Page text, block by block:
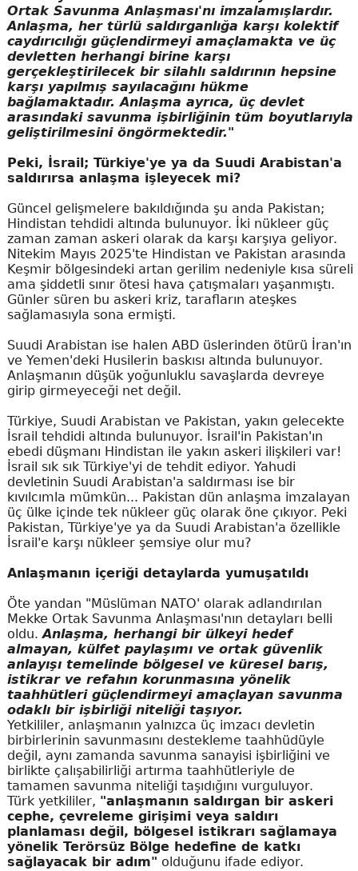
Ortak Savunma Anlaşması'nı imzalamışlardır.
Anlaşma, her türlü saldırganlığa karşı kolektif
caydırıcılığı güçlendirmeyi amaçlamakta ve üç
devletten herhangi birine karşı
gerçekleştirilecek bir silahlı saldırının hepsine
karşı yapılmış sayılacağını hükme
bağlamaktadır. Anlaşma ayrıca, üç devlet
arasındaki savunma işbirliğinin tüm boyutlarıyla
geliştirilmesini öngörmektedir."
Peki, İsrail; Türkiye'ye ya da Suudi Arabistan'a
saldırırsa anlaşma işleyecek mi?
Güncel gelişmelere bakıldığında şu anda Pakistan;
Hindistan tehdidi altında bulunuyor. İki nükleer güç
zaman zaman askeri olarak da karşı karşıya geliyor.
Nitekim Mayıs 2025'te Hindistan ve Pakistan arasında
Keşmir bölgesindeki artan gerilim nedeniyle kısa süreli
ama şiddetli sınır ötesi hava çatışmaları yaşanmıştı.
Günler süren bu askeri kriz, tarafların ateşkes
sağlamasıyla sona ermişti.
Suudi Arabistan ise halen ABD üslerinden ötürü İran'ın
ve Yemen'deki Husilerin baskısı altında bulunuyor.
Anlaşmanın düşük yoğunluklu savaşlarda devreye
girip girmeyeceği net değil.
Türkiye, Suudi Arabistan ve Pakistan, yakın gelecekte
İsrail tehdidi altında bulunuyor. İsrail'in Pakistan'ın
ebedi düşmanı Hindistan ile yakın askeri ilişkileri var!
İsrail sık sık Türkiye'yi de tehdit ediyor. Yahudi
devletinin Suudi Arabistan'a saldırması ise bir
kıvılcımla mümkün... Pakistan dün anlaşma imzalayan
üç ülke içinde tek nükleer güç olarak öne çıkıyor. Peki
Pakistan, Türkiye'ye ya da Suudi Arabistan'a özellikle
İsrail'e karşı nükleer şemsiye olur mu?
Anlaşmanın içeriği detaylarda yumuşatıldı
Öte yandan "Müslüman NATO' olarak adlandırılan
Mekke Ortak Savunma Anlaşması'nın detayları belli
oldu.Anlaşma, herhangi bir ülkeyi hedef
almayan, külfet paylaşımı ve ortak güvenlik
anlayışı temelinde bölgesel ve küresel barış,
istikrar ve refahın korunmasına yönelik
taahhütleri güçlendirmeyi amaçlayan savunma
odaklı bir işbirliği niteliği taşıyor.
Yetkililer, anlaşmanın yalnızca üç imzacı devletin
birbirlerinin savunmasını destekleme taahhüdüyle
değil, aynı zamanda savunma sanayisi işbirliğini ve
birlikte çalışabilirliği artırma taahhütleriyle de
tamamen savunma niteliği taşıdığını vurguluyor.
Türk yetkililer, "anlaşmanın saldırgan bir askeri
cephe, çevreleme girişimi veya saldırı
planlaması değil, bölgesel istikrarı sağlamaya
yönelik Terörsüz Bölge hedefine de katkı
sağlayacak bir adım" olduğunu ifade ediyor.